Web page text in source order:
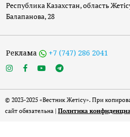
Республика Казахстан, область
Балапанова, 28
Реклама +7 (747) 286 2041
© 2023-2025 «Вестник Жетісу». При
сайт обязательна | Политика